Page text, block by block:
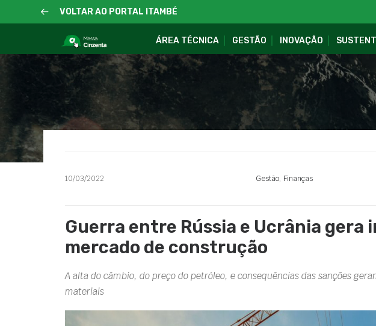
VOLTAR AO PORTAL ITAMBÉ
ÁREA TÉCNICA GESTÃO INOVAÇÃO
10/03/2022 Gestão, Finanças
Guerra entre Rússia e Ucrânia gera
mercado de construção
A alta do câmbio, do preço do petróleo, e consequências das sanções
materiais